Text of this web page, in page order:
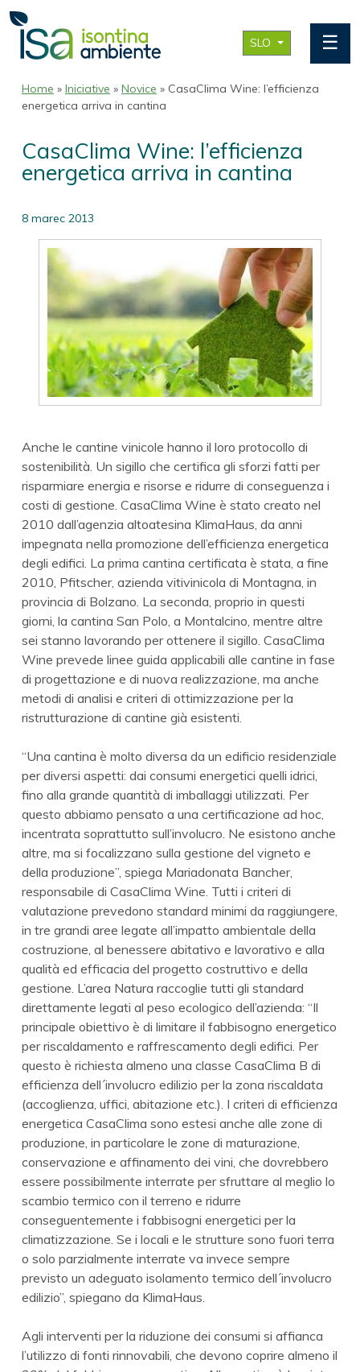
SLO ☰
Home » Iniciative » Novice » CasaClima Wine: l’efficienza
energetica arriva in cantina
CasaClima Wine: l’efficienza
energetica arriva in cantina
8 marec 2013
Anche le cantine vinicole hanno il loro protocollo di
sostenibilità. Un sigillo che certifica gli sforzi fatti per
risparmiare energia e risorse e ridurre di conseguenza i
costi di gestione. CasaClima Wine è stato creato nel
2010 dall’agenzia altoatesina KlimaHaus, da anni
impegnata nella promozione dell’efficienza energetica
degli edifici. La prima cantina certificata è stata, a fine
2010, Pfitscher, azienda vitivinicola di Montagna, in
provincia di Bolzano. La seconda, proprio in questi
giorni, la cantina San Polo, a Montalcino, mentre altre
sei stanno lavorando per ottenere il sigillo. CasaClima
Wine prevede linee guida applicabili alle cantine in fase
di progettazione e di nuova realizzazione, ma anche
metodi di analisi e criteri di ottimizzazione per la
ristrutturazione di cantine già esistenti.
“Una cantina è molto diversa da un edificio residenziale
per diversi aspetti: dai consumi energetici quelli idrici,
fino alla grande quantità di imballaggi utilizzati. Per
questo abbiamo pensato a una certificazione ad hoc,
incentrata soprattutto sull’involucro. Ne esistono anche
altre, ma si focalizzano sulla gestione del vigneto e
della produzione”, spiega Mariadonata Bancher,
responsabile di CasaClima Wine. Tutti i criteri di
valutazione prevedono standard minimi da raggiungere,
in tre grandi aree legate all’impatto ambientale della
costruzione, al benessere abitativo e lavorativo e alla
qualità ed efficacia del progetto costruttivo e della
gestione. L’area Natura raccoglie tutti gli standard
direttamente legati al peso ecologico dell’azienda: “Il
principale obiettivo è di limitare il fabbisogno energetico
per riscaldamento e raffrescamento degli edifici. Per
questo è richiesta almeno una classe CasaClima B di
efficienza dell´involucro edilizio per la zona riscaldata
(accoglienza, uffici, abitazione etc.). I criteri di efficienza
energetica CasaClima sono estesi anche alle zone di
produzione, in particolare le zone di maturazione,
conservazione e affinamento dei vini, che dovrebbero
essere possibilmente interrate per sfruttare al meglio lo
scambio termico con il terreno e ridurre
conseguentemente i fabbisogni energetici per la
climatizzazione. Se i locali e le strutture sono fuori terra
o solo parzialmente interrate va invece sempre
previsto un adeguato isolamento termico dell´involucro
edilizio”, spiegano da KlimaHaus.
Agli interventi per la riduzione dei consumi si affianca
l’utilizzo di fonti rinnovabili, che devono coprire almeno il